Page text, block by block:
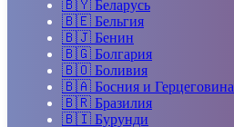
🇧🇾 Беларусь
🇧🇪 Бельгия
🇧🇯 Бенин
🇧🇬 Болгария
🇧🇴 Боливия
🇧🇦 Босния и Герцеговина
🇧🇷 Бразилия
🇧🇮 Бурунди